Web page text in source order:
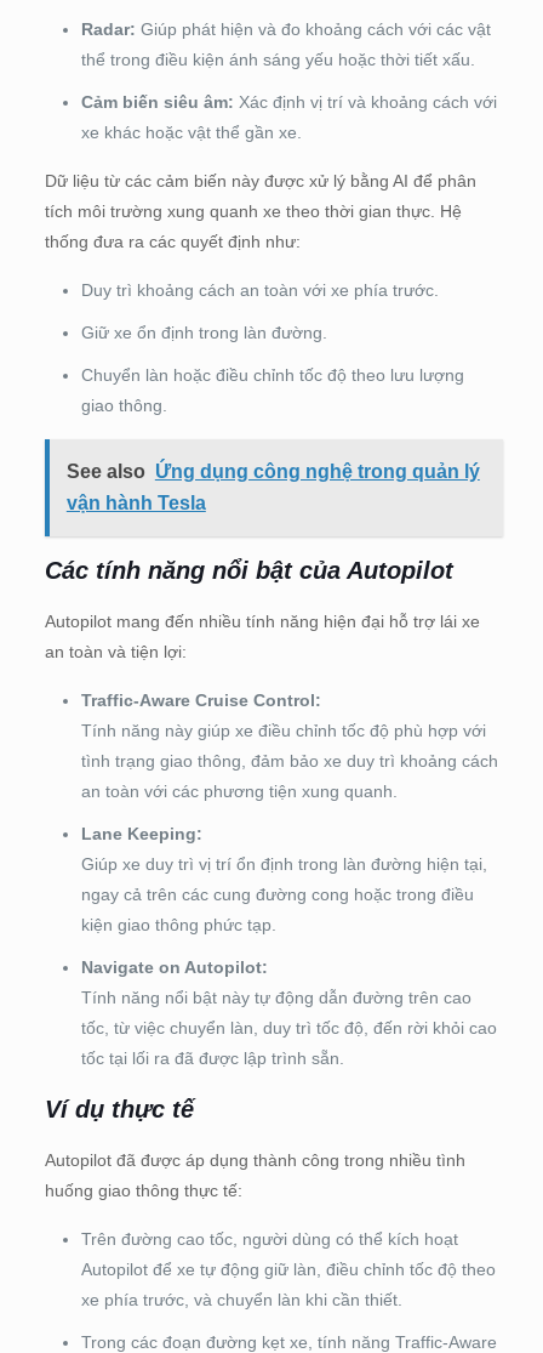
Radar: Giúp phát hiện và đo khoảng cách với các vật
thể trong điều kiện ánh sáng yếu hoặc thời tiết xấu.
Cảm biến siêu âm: Xác định vị trí và khoảng cách với
xe khác hoặc vật thể gần xe.
Dữ liệu từ các cảm biến này được xử lý bằng AI để phân
tích môi trường xung quanh xe theo thời gian thực. Hệ
thống đưa ra các quyết định như:
Duy trì khoảng cách an toàn với xe phía trước.
Giữ xe ổn định trong làn đường.
Chuyển làn hoặc điều chỉnh tốc độ theo lưu lượng
giao thông.
See also Ứng dụng công nghệ trong quản lý
vận hành Tesla
Các tính năng nổi bật của Autopilot
Autopilot mang đến nhiều tính năng hiện đại hỗ trợ lái xe
an toàn và tiện lợi:
Traffic-Aware Cruise Control:
Tính năng này giúp xe điều chỉnh tốc độ phù hợp với
tình trạng giao thông, đảm bảo xe duy trì khoảng cách
an toàn với các phương tiện xung quanh.
Lane Keeping:
Giúp xe duy trì vị trí ổn định trong làn đường hiện tại,
ngay cả trên các cung đường cong hoặc trong điều
kiện giao thông phức tạp.
Navigate on Autopilot:
Tính năng nổi bật này tự động dẫn đường trên cao
tốc, từ việc chuyển làn, duy trì tốc độ, đến rời khỏi cao
tốc tại lối ra đã được lập trình sẵn.
Ví dụ thực tế
Autopilot đã được áp dụng thành công trong nhiều tình
huống giao thông thực tế:
Trên đường cao tốc, người dùng có thể kích hoạt
Autopilot để xe tự động giữ làn, điều chỉnh tốc độ theo
xe phía trước, và chuyển làn khi cần thiết.
Trong các đoạn đường kẹt xe, tính năng Traffic-Aware